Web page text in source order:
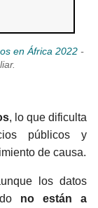
en África 2022 -
, lo que dificulta
públicos y
de causa.
los datos
no están a